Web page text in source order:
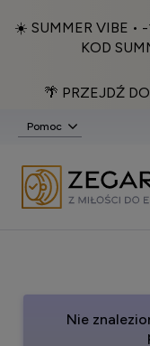
☀️ SUMMER VIBE •
KOD
🌴 PRZEJDŹ
Pomoc
Nie